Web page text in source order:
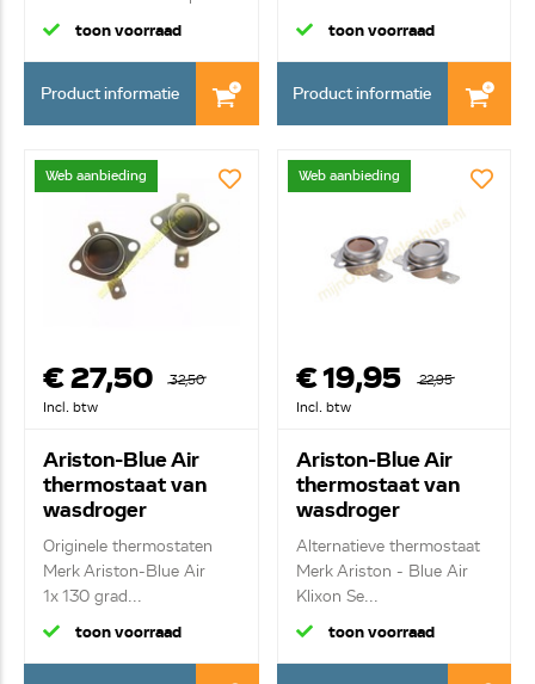
verwarm...
toon voorraad
Product informatie
...
toon voorraad
Product informatie
Web aanbieding
€ 27,50
32,50
Incl. btw
Ariston-Blue Air
thermostaat van
wasdroger
C00095566
Originele thermostaten
Merk Ariston-Blue Air
1x 130 grad...
toon voorraad
Web aanbieding
€ 19,95
22,95
Incl. btw
Ariston-Blue Air
thermostaat van
wasdroger
C00116598
Alternatieve thermostaat
Merk Ariston - Blue Air
Klixon Se...
toon voorraad